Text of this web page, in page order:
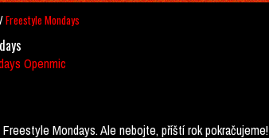
/Freestyle Mondays
Openmic
Mondays. Ale nebojte, příští rok pokračujeme!